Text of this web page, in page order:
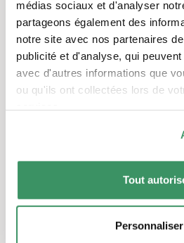
médias sociaux et d'analyser
partageons également des
notre site avec nos partenaires
publicité et d'analyse, qui
avec d'autres informations que
ou qu'ils ont collectées lors de
Tout
Personnaliser
événements physiques à
plupart des manifestations
le KulturGartenSchadau,
garder ses distances. Outre
respecter et les mesures
tenons des listes de
manifestations pour un
Pour plus de